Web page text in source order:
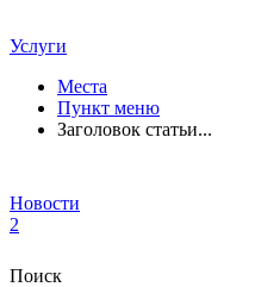
Услуги
Места
Пункт меню
Заголовок статьи...
Новости
2
Поиск